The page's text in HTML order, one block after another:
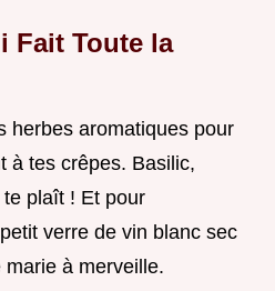
Fait Toute la
herbes aromatiques pour
à tes crêpes. Basilic,
plaît ! Et pour
verre de vin blanc sec
à merveille.